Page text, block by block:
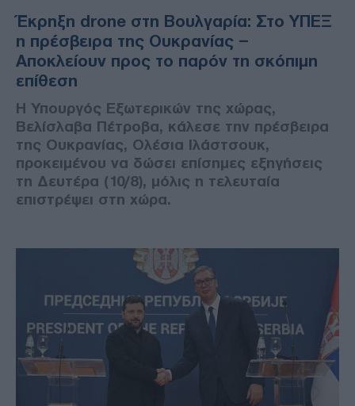
Έκρηξη drone στη Βουλγαρία: Στο ΥΠΕΞ
η πρέσβειρα της Ουκρανίας –
Αποκλείουν προς το παρόν τη σκόπιμη
επίθεση
Η Υπουργός Εξωτερικών της χώρας,
Βελίσλαβα Πέτροβα, κάλεσε την πρέσβειρα
της Ουκρανίας, Ολέσια Ιλάστσουκ,
προκειμένου να δώσει επίσημες εξηγήσεις
τη Δευτέρα (10/8), μόλις η τελευταία
επιστρέψει στη χώρα.